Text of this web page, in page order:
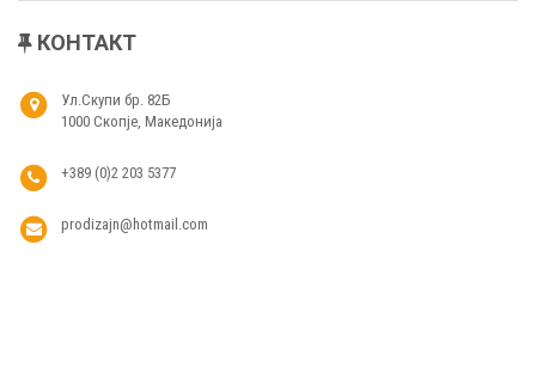
КОНТАКТ
Ул.Скупи бр. 82Б
1000 Скопје, Македонија
+389 (0)2 203 5377
prodizajn@hotmail.com